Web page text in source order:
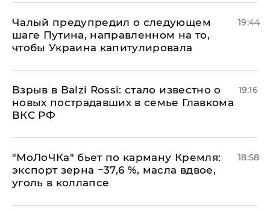
Чалый предупредил о следующем
шаге Путина, направленном на то,
чтобы Украина капитулировала
19:44
Взрыв в Balzi Rossi: стало известно о
новых пострадавших в семье Главкома
ВКС РФ
19:16
​"МоЛоЧКа" бьет по карману Кремля:
экспорт зерна −37,6 %, масла вдвое,
уголь в коллапсе
18:58